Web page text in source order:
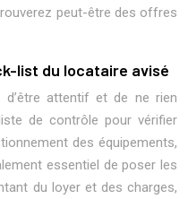
peut-être des offres
list du locataire avisé
attentif et de ne rien
de contrôle pour vérifier
des équipements,
essentiel de poser les
du loyer et des charges,